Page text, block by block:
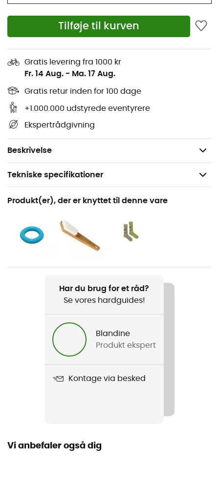
Tilføje til kurven
Gratis levering fra 1000 kr
Fr. 14 Aug. - Ma. 17 Aug.
Gratis retur inden for 100 dage
+1.000.000 udstyrede eventyrere
Ekspertrådgivning
Beskrivelse
genstande, så du kan klatre i fuld ro.
Klatrebukser i blandet økologisk bomuldslærred
Bælte og manchetter i strik
Ret stykke i frontlommerne
Baglommer med klaplukning
Lynlåslomme på bærerens venstre ben
Dobbeltlagsstof ved knæene med artikulation for
mere beskyttelse og komfort
Standard pasform
Materialer: 62% økologisk bomuld / 36% nylon / 2%
elastan
Tekniske specifikationer
Anbefales til
Vandreture / Klatring / Trekking / Det daglige liv
Dame
Produkt
Lommer
Produkt(er), der er knyttet til denne vare
Har du brug for et råd?
Se vores hardguides!
Blandine
Produkt ekspert
Kontage via besked
Vi anbefaler også dig